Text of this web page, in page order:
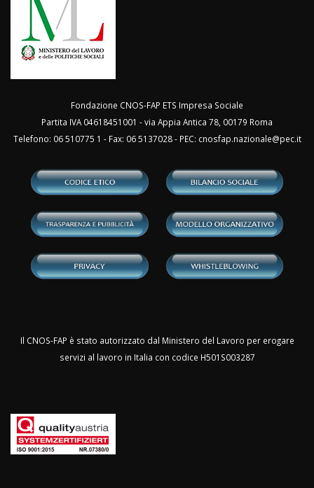
Fondazione CNOS-FAP ETS Impresa Sociale
Partita IVA 04618451001 - via Appia Antica 78, 00179 Roma
Telefono: 06 510775 1 - Fax: 06 5137028 - PEC: cnosfap.nazionale@pec.it
Il CNOS-FAP è stato autorizzato dal Ministero del Lavoro per erogare
servizi al lavoro in Italia con codice H501S003287